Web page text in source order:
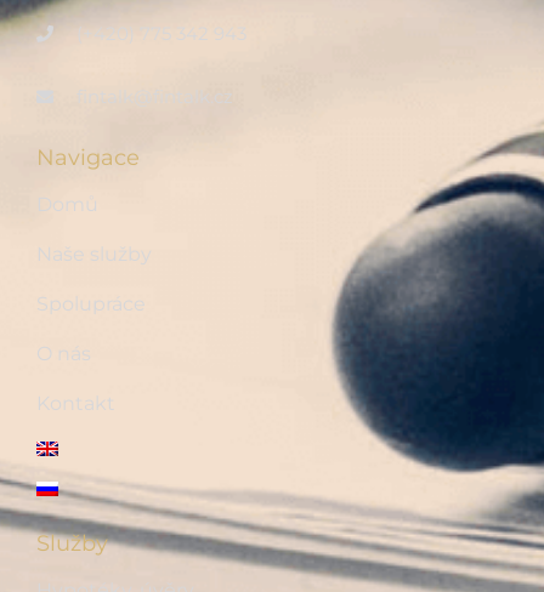
(+420) 775 342 943
fintalk@fintalk.cz
Navigace
Domů
Naše služby
Spolupráce
O nás
Kontakt
Služby